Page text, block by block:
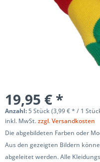
19,95 € *
Anzahl:5 Stück (3,99 € * / 1
inkl. MwSt.zzgl. Versandkosten
Die abgebildeten Farben oder
Aus den gezeigten Bildern
abgeleitet werden. Alle